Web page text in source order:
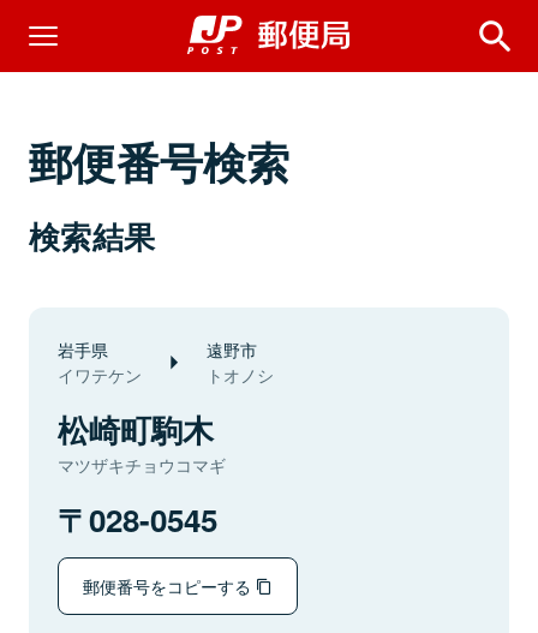
郵便番号検索
検索結果
岩手県
イワテケン
遠野市
トオノシ
松崎町駒木
マツザキチョウコマギ
028-0545
郵便番号をコピーする